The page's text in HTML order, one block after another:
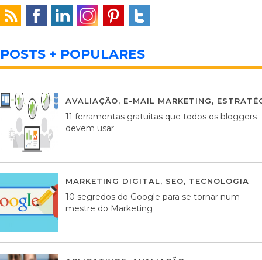
POSTS + POPULARES
AVALIAÇÃO, E-MAIL MARKETING,
11 ferramentas gratuitas que todos os bloggers
devem usar
MARKETING DIGITAL, SEO, TECNOLOGIA
10 segredos do Google para se tornar num
mestre do Marketing